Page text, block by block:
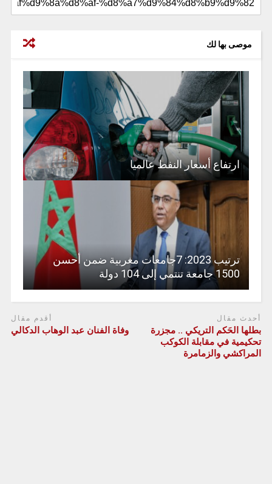
موصى بها لك
ارتفاع أسعار النفط عالميا
ترتيب 2023: 7جامعات مغربية ضمن أحسن
1500 جامعة تنتمي إلى 104 دولة
أحدث مقال
بطلها الحَكم التريكي .. مجزرة
تحكيمية في مقابلة الكوكب
المراكشي والزمامرة
أقدم مقال
وفاة الفنان عبد الوهاب الدكالي